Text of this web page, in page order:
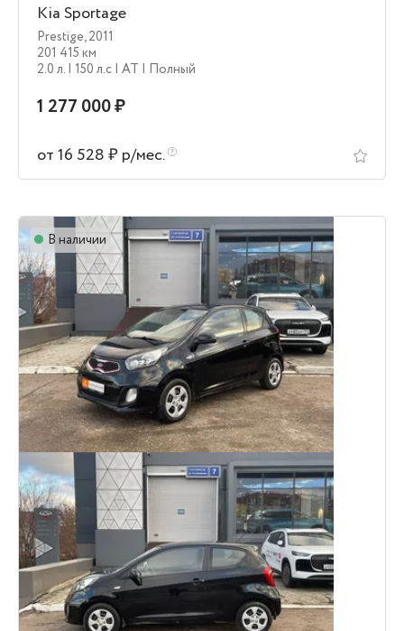
Kia Sportage
Prestige,2011
201 415 км
2.0 л. | 150 л.c | AT | Полный
1 277 000 ₽
от 16 528 ₽ р/мес.
В наличии